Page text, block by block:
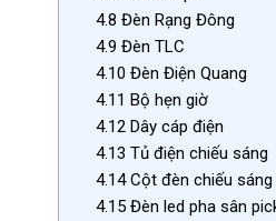
4.8 Đèn Rạng Đông
4.9 Đèn TLC
4.10 Đèn Điện Quang
4.11 Bộ hẹn giờ
4.12Dây cáp điện
4.13 Tủ điện chiếu sáng
4.14Cột đèn chiếu sáng
4.15Đèn led pha sân